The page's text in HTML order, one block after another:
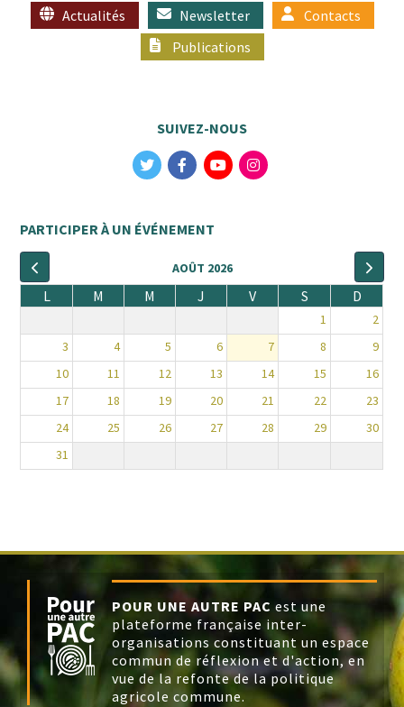
Actualités Newsletter
Contacts
Publications
SUIVEZ-NOUS
PARTICIPER À UN ÉVÉNEMENT
AOÛT 2026
L M M J V S D
1
2
3
4 5 6 7 8
9
10
11 12 13 14 15
16
17
18 19 20 21 22
23
24
25 26 27 28 29
30
31
POUR UNE AUTRE PAC est une
plateforme française inter-
organisations constituant un espace
commun de réflexion et d'action, en
vue de la refonte de la politique
agricole commune.